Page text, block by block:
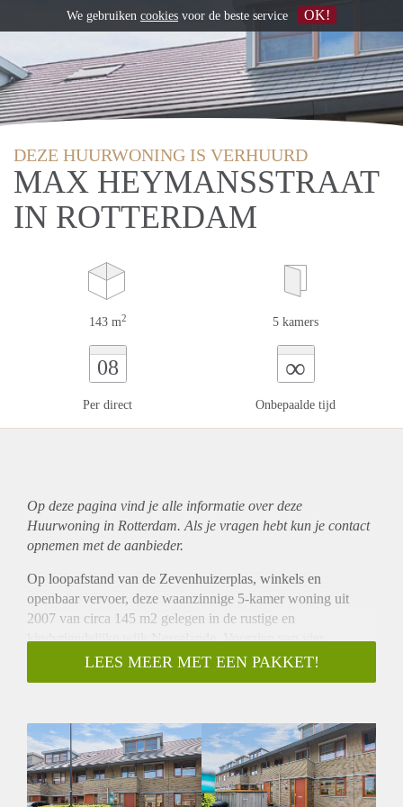
DEZE HUURWONING IS VERHUURD
MAX HEYMANSSTRAAT
IN ROTTERDAM
143 m2 5 kamers
08
Per direct
∞
Onbepaalde tijd
Op deze pagina vind je alle informatie over deze
Huurwoning in Rotterdam. Als je vragen hebt kun je contact
opnemen met de aanbieder.
Op loopafstand van de Zevenhuizerplas, winkels en
openbaar vervoer, deze waanzinnige 5-kamer woning uit
2007 van circa 145 m2 gelegen in de rustige en
kindvriendelijke wijk Nesselande. Voorzien van vier
slaapkamers, oprit voor de auto, schuur voor fietsen en
zonnige achtertuin aan het water.
opbergplaats voor fietsen de entree naar de woning. Hal,
zwevend toilet met fontein, meterkast en trapopgang naar de
eerste verdieping. Royale woonkamer, aan de voorzijde van
de woning bevindt zich de open woonkeuken met elektrische
LEES MEER MET EEN PAKKET!
We gebruiken cookies voor de beste service OK!